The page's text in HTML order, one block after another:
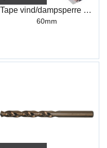
Tape vind/dampsperre Klimastar* 60mm
60mm